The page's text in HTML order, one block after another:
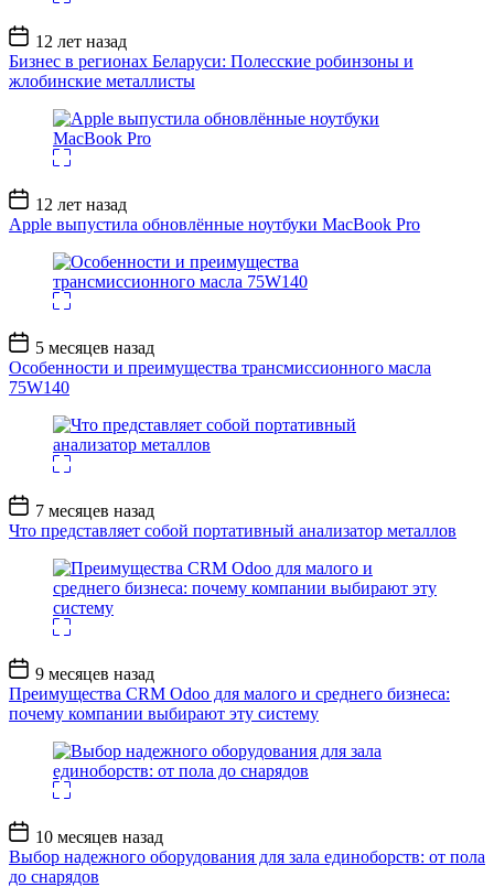
Дата
записи
12 лет назад
Бизнес в регионах Беларуси: Полесские робинзоны и
жлобинские металлисты
Дата
записи
12 лет назад
Apple выпустила обновлённые ноутбуки MacBook Pro
Дата
записи
5 месяцев назад
Особенности и преимущества трансмиссионного масла
75W140
Дата
записи
7 месяцев назад
Что представляет собой портативный анализатор металлов
Дата
записи
9 месяцев назад
Преимущества CRM Odoo для малого и среднего бизнеса:
почему компании выбирают эту систему
Дата
записи
10 месяцев назад
Выбор надежного оборудования для зала единоборств: от пола
до снарядов